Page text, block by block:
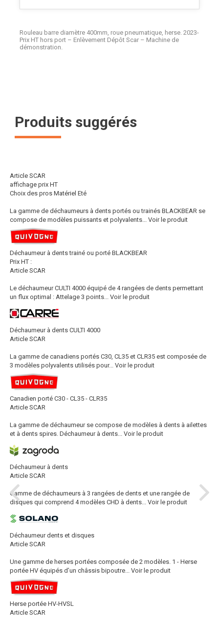
Rouleau barre diamètre 400mm, roue pneumatique, herse. 2023-
Prix HT hors port – Enlèvement Dépôt Scar – Machine de
démonstration.
Produits suggérés
Article SCAR
affichage prix HT
Choix des pros Matériel Eté
La gamme de déchaumeurs à dents portés ou trainés BLACKBEAR se
compose de modèles puissants et polyvalents...
Voir le produit
Déchaumeur à dents trainé ou porté BLACKBEAR
Prix HT :
Article SCAR
Le déchaumeur CULTI 4000 équipé de 4 rangées de dents permettant
un flux optimal : Attelage 3 points...
Voir le produit
Déchaumeur à dents CULTI 4000
Article SCAR
La gamme de canadiens portés C30, CL35 et CLR35 est composée de
3 modèles polyvalents utilisés pour...
Voir le produit
Canadien porté C30 - CL35 - CLR35
Article SCAR
La gamme de déchaumeur se compose de modèles à dents à ailettes
et à dents spires. Déchaumeur à dents...
Voir le produit
Déchaumeur à dents
Article SCAR
Gamme de déchaumeurs à 3 rangées de dents et une rangée de
disques qui comprend 4 modèles CHD à dents...
Voir le produit
Déchaumeur dents et disques
Article SCAR
Une gamme de herses portées composée de 2 modèles. 1 - Herse
portée HV équipés d’un châssis bipoutre...
Voir le produit
Herse portée HV-HVSL
Article SCAR